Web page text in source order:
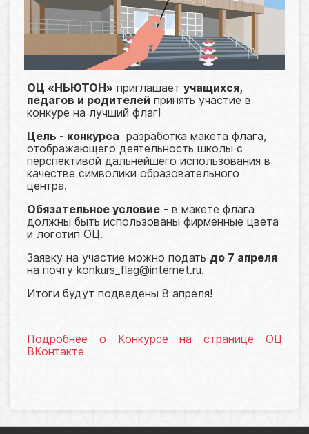
ОЦ «НЬЮТОН» приглашает учащихся,
педагов и родителей принять участие в
конкуре на лучший флаг!
Цель - конкурса разработка макета флага,
отображающего деятельность школы с
перспективой дальнейшего использования в
качестве символики образовательного
центра.
Обязательное условие - в макете флага
должны быть использованы фирменные цвета
и логотип ОЦ.
Заявку на участие можно подать до 7 апреля
на почту konkurs_flag@internet.ru.
Итоги будут подведены 8 апреля!
Подробнее о Конкурсе на странице ОЦ
ВКонтакте